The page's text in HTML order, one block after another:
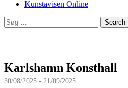
Kunstavisen Online
Search
for:
Karlshamn Konsthall
30/08/2025 - 21/09/2025